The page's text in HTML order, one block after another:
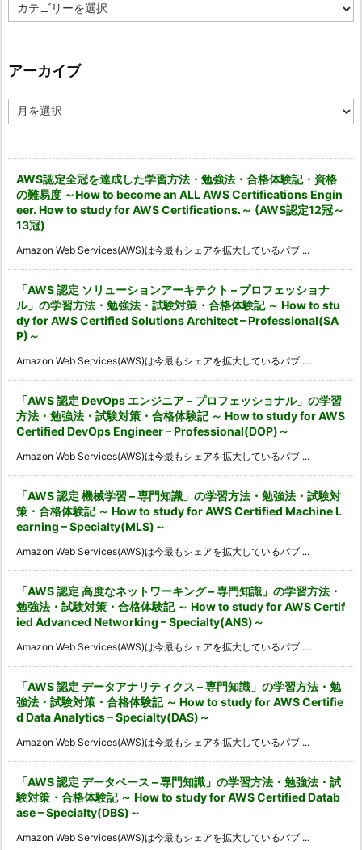
テ
ー
アーカイブ
ー
AWS認定全冠を達成した学習方法・勉強法・合格体験記・資格
の難易度 ～How to become an ALL AWS Certifications Engin
eer. How to study for AWS Certifications.～ (AWS認定12冠～
13冠)
Amazon Web Services(AWS)は今最もシェアを拡大しているパブ ...
「AWS 認定 ソリューションアーキテクト – プロフェッショナ
ル」の学習方法・勉強法・試験対策・合格体験記 ～ How to stu
dy for AWS Certified Solutions Architect – Professional(SA
P)～
Amazon Web Services(AWS)は今最もシェアを拡大しているパブ ...
「AWS 認定 DevOps エンジニア – プロフェッショナル」の学習
方法・勉強法・試験対策・合格体験記 ～ How to study for AWS
Certified DevOps Engineer – Professional(DOP)～
Amazon Web Services(AWS)は今最もシェアを拡大しているパブ ...
「AWS 認定 機械学習 – 専門知識」の学習方法・勉強法・試験対
策・合格体験記 ～ How to study for AWS Certified Machine L
earning – Specialty(MLS)～
Amazon Web Services(AWS)は今最もシェアを拡大しているパブ ...
「AWS 認定 高度なネットワーキング – 専門知識」の学習方法・
勉強法・試験対策・合格体験記 ～ How to study for AWS Certif
ied Advanced Networking – Specialty(ANS)～
Amazon Web Services(AWS)は今最もシェアを拡大しているパブ ...
「AWS 認定 データアナリティクス – 専門知識」の学習方法・勉
強法・試験対策・合格体験記 ～ How to study for AWS Certifie
d Data Analytics – Specialty(DAS)～
Amazon Web Services(AWS)は今最もシェアを拡大しているパブ ...
「AWS 認定 データベース – 専門知識」の学習方法・勉強法・試
験対策・合格体験記 ～ How to study for AWS Certified Datab
ase – Specialty(DBS)～
Amazon Web Services(AWS)は今最もシェアを拡大しているパブ ...